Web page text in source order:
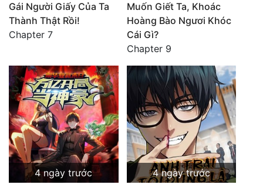
Gái Người Giấy Của Ta
Thành Thật Rồi!
Chapter 7
Muốn Giết Ta, Khoác
Hoàng Bào Ngươi Khóc
Cái Gì?
Chapter 9
4 ngày trước
4 ngày trước